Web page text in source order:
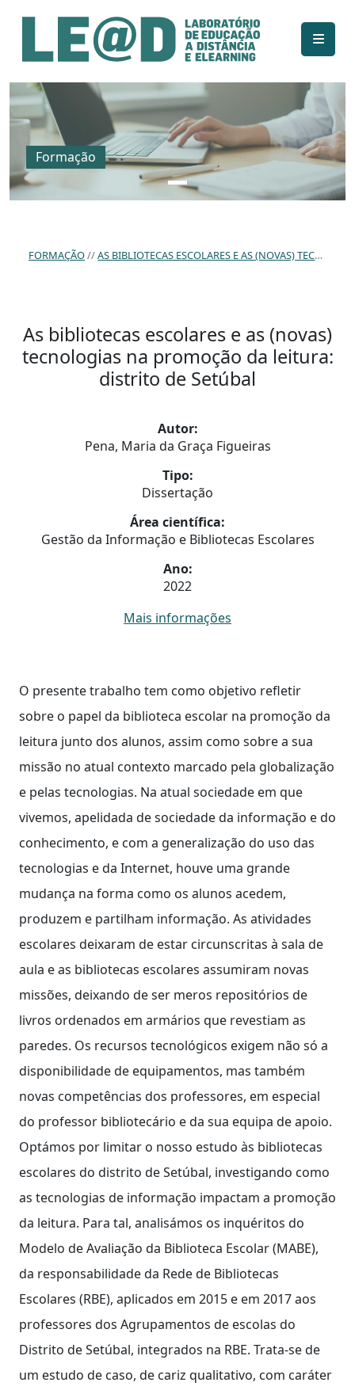
Ir para o conteúdo principal
Informações de acessibilidade
Mapa do site
Formação
FORMAÇÃO AS BIBLIOTECAS ESCOLARES E AS (NOVAS) TECNOLOGIAS NA PROMOÇÃO DA LEITURA: DISTRITO DE SETÚBAL
As bibliotecas escolares e as (novas)
tecnologias na promoção da leitura:
distrito de Setúbal
Autor:
Pena, Maria da Graça Figueiras
Tipo:
Dissertação
Área científica:
Gestão da Informação e Bibliotecas Escolares
Ano:
2022
Mais informações
O presente trabalho tem como objetivo refletir
sobre o papel da biblioteca escolar na promoção da
leitura junto dos alunos, assim como sobre a sua
missão no atual contexto marcado pela globalização
e pelas tecnologias. Na atual sociedade em que
vivemos, apelidada de sociedade da informação e do
conhecimento, e com a generalização do uso das
tecnologias e da Internet, houve uma grande
mudança na forma como os alunos acedem,
produzem e partilham informação. As atividades
escolares deixaram de estar circunscritas à sala de
aula e as bibliotecas escolares assumiram novas
missões, deixando de ser meros repositórios de
livros ordenados em armários que revestiam as
paredes. Os recursos tecnológicos exigem não só a
disponibilidade de equipamentos, mas também
novas competências dos professores, em especial
do professor bibliotecário e da sua equipa de apoio.
Optámos por limitar o nosso estudo às bibliotecas
escolares do distrito de Setúbal, investigando como
as tecnologias de informação impactam a promoção
da leitura. Para tal, analisámos os inquéritos do
Modelo de Avaliação da Biblioteca Escolar (MABE),
da responsabilidade da Rede de Bibliotecas
Escolares (RBE), aplicados em 2015 e em 2017 aos
professores dos Agrupamentos de escolas do
Distrito de Setúbal, integrados na RBE. Trata-se de
um estudo de caso, de cariz qualitativo, com caráter